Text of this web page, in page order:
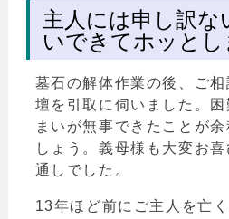
主人には申し訳な
いできてホッとし
墓石の解体作業の後、ご
壇を引取に伺いました。
まいが無事できたことが
しょう。義母様も大変お
通しでした。
13年ほど前にご主人を亡